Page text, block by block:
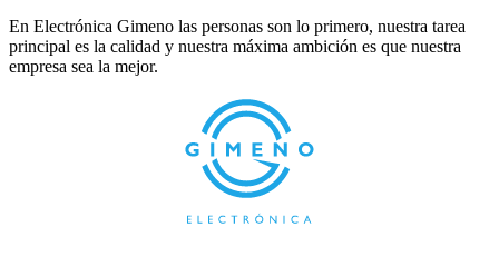
En Electrónica Gimeno las personas son lo primero, nuestra tarea
principal es la calidad y nuestra máxima ambición es que nuestra
empresa sea la mejor.